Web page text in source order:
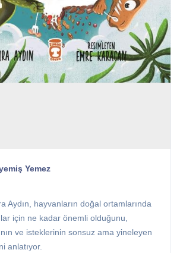
Yemez
Aydın, hayvanların doğal ortamlarında
için ne kadar önemli olduğunu,
ve isteklerinin sonsuz ama yineleyen
anlatıyor.